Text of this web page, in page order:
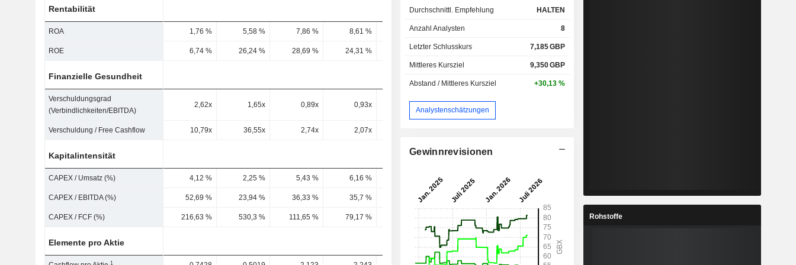
Rentabilität
ROA 1,76 % 5,58 % 7,86 % 8,61 % 9,83 %
ROE 6,74 % 26,24 % 28,69 % 24,31 % 25,63 % 16,11 % 9,99 %
Finanzielle Gesundheit
Verschuldungsgrad
(Verbindlichkeiten/EBITDA)
2,62x 1,65x 0,89x 0,93x
Verschuldung / Free Cashflow 10,79x 36,55x 2,74x 2,07x
Kapitalintensität
CAPEX / Umsatz (%) 4,12 % 2,25 % 5,43 % 6,16 % 4,28 % 4,98 %
CAPEX / EBITDA (%) 52,69 % 23,94 % 36,33 % 35,7 % 29,78 % 32,42 % 42,52 % 30,72 %
CAPEX / FCF (%) 216,63 % 530,3 % 111,65 % 79,17 % 53,41 % - -
Elemente pro Aktie
1
Durchschnittl. Empfehlung HALTEN
Anzahl Analysten 8
Letzter Schlusskurs 7,185GBP
Mittleres Kursziel 9,350GBP
Abstand / Mittleres Kursziel +30,13 %
Analystenschätzungen
Gewinnrevisionen
Rohstoffe